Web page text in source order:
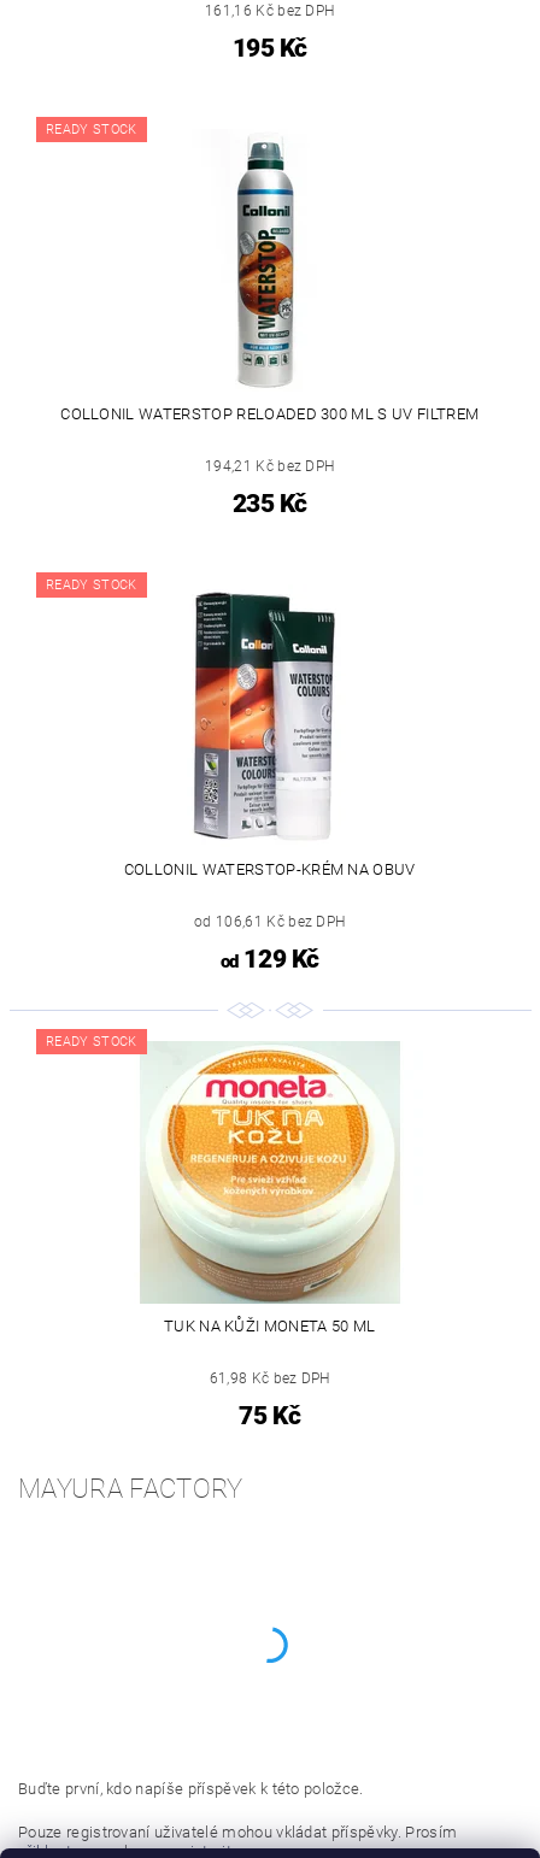
161,16 Kč bez DPH
195 Kč
READY STOCK
COLLONIL WATERSTOP RELOADED 300 ML S UV FILTREM
194,21 Kč bez DPH
235 Kč
READY STOCK
COLLONIL WATERSTOP-KRÉM NA OBUV
od 106,61 Kč bez DPH
od129 Kč
READY STOCK
TUK NA KŮŽI MONETA 50 ML
61,98 Kč bez DPH
75 Kč
MAYURA FACTORY
Buďte první, kdo napíše příspěvek k této položce.
Pouze registrovaní uživatelé mohou vkládat příspěvky. Prosím
přihlaste senebo seregistrujte.